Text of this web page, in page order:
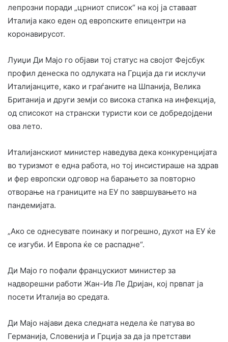
лепрозни поради „црниот список“ на кој ја ставаат
Италија како еден од европските епицентри на
коронавирусот.
Луиџи Ди Мајо го објави тој статус на својот Фејсбук
профил денеска по одлуката на Грција да ги исклучи
Италијанците, како и граѓаните на Шпанија, Велика
Британија и други земји со висока стапка на инфекција,
од списокот на странски туристи кои се добредојдени
ова лето.
Италијанскиот министер наведува дека конкуренцијата
во туризмот е една работа, но тој инсистираше на здрав
и фер европски одговор на барањето за повторно
отворање на границите на ЕУ по завршувањето на
пандемијата.
„Ако се однесувате поинаку и погрешно, духот на ЕУ ќе
се изгуби. И Европа ќе се распадне“.
Ди Мајо го пофали францускиот министер за
надворешни работи Жан-Ив Ле Дријан, кој првпат ја
посети Италија во средата.
Ди Мајо најави дека следната недела ќе патува во
Германија, Словенија и Грција за да ја претстави